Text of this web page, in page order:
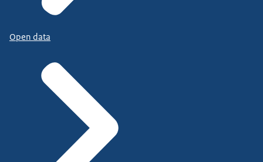
Open data